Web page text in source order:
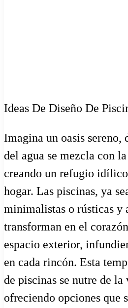
Ideas De Diseño De
Imagina un oasis sereno,
del agua se mezcla con
creando un refugio
hogar. Las piscinas, ya
minimalistas o rústicas y
transforman en el
espacio exterior,
en cada rincón. Esta
de piscinas se nutre de
ofreciendo opciones que